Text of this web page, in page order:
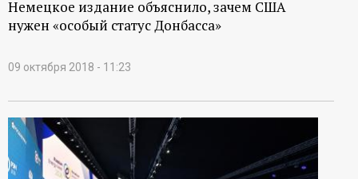
Немецкое издание объяснило, зачем США
нужен «особый статус Донбасса»
09 октября 2018 - 11:23